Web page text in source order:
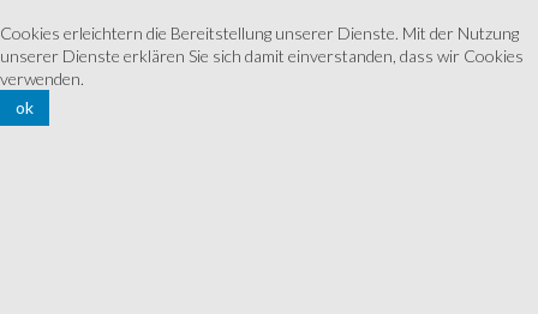
Cookies erleichtern die Bereitstellung unserer Dienste. Mit der Nutzung
unserer Dienste erklären Sie sich damit einverstanden, dass wir Cookies
verwenden.
ok